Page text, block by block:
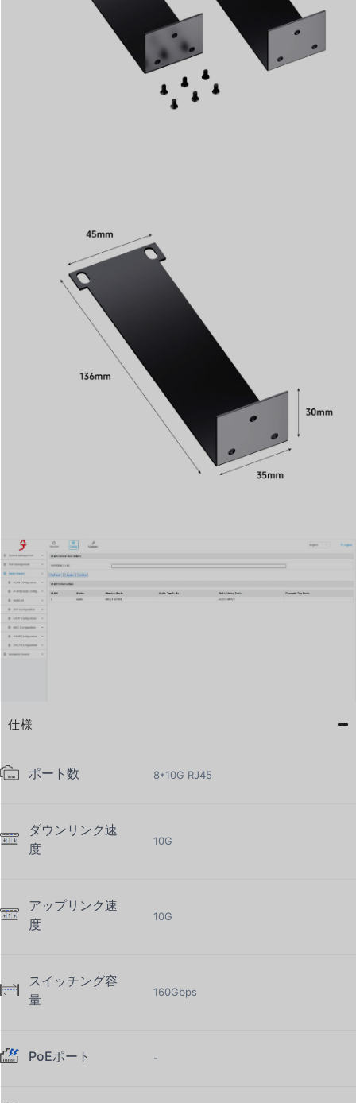
仕様
ポート数 8*10G RJ45
ダウンリンク速
度
10G
アップリンク速
度
10G
スイッチング容
量
160Gbps
PoEポート -